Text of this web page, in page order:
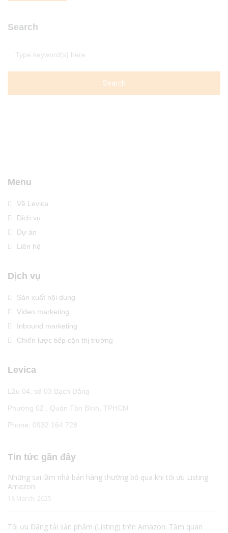
Search
Menu
Về Levica
Dịch vụ
Dự án
Liên hệ
Dịch vụ
Sản xuất nội dung
Video marketing
Inbound marketing
Chiến lược tiếp cận thị trường
Levica
Lầu 04, số 03 Bạch Đằng
Phường 02 , Quận Tân Bình, TPHCM
Phone: 0932 164 728
Tin tức gần đây
Những sai lầm nhà bán hàng thường bỏ qua khi tối ưu Listing
Amazon
18 March, 2025
Tối ưu Đăng tải sản phẩm (Listing) trên Amazon: Tầm quan